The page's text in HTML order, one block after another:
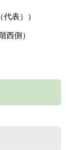
表））
西側）